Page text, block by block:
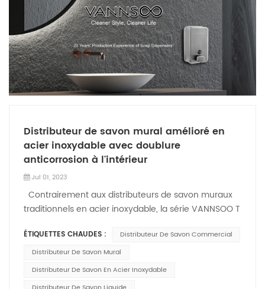
Distributeur de savon mural amélioré en
acier inoxydable avec doublure
anticorrosion à l'intérieur
Jul 01, 2023
Contrairement aux distributeurs de savon muraux
traditionnels en acier inoxydable, la série VANNSOO T
niveau avec une double protection. Il est fabriqué en
acier inoxydable 304 de haute qualité avec un insert
anticorrosion à l'intérieur du distributeur de savon
ÉTIQUETTES CHAUDES :
Distributeur De Savon Commercial
Distributeur De Savon Mural
Distributeur De Savon En Acier Inoxydable